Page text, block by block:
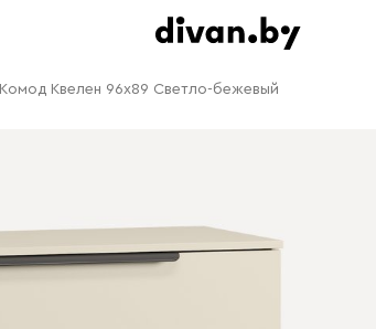
Комод Квелен 96x89 Светло-бежевый